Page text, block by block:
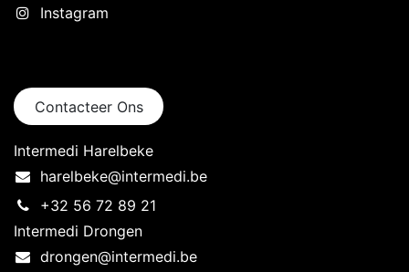
Instagram
Contacteer Ons
Intermedi Harelbeke
harelbeke@intermedi.be
+32 56 72 89 21
Intermedi Drongen
drongen@intermedi.be